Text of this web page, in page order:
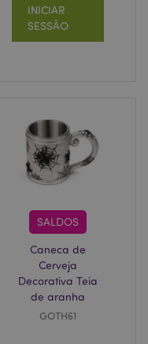
INICIAR
SESSÃO
SALDOS
Caneca de
Cerveja
Decorativa Teia
de aranha
GOTH61